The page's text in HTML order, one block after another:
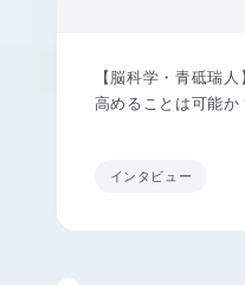
【脳科学・青砥瑞
高めることは可能か
インタビュー